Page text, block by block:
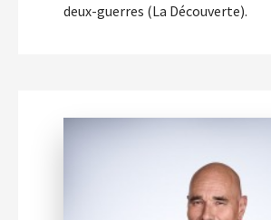
deux-guerres (La Découverte).